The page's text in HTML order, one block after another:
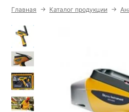
Главная → Каталог продукции →